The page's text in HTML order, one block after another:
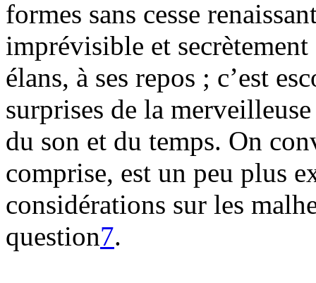
formes sans cesse
imprévisible et
élans, à ses repos ; c’est
surprises de la
du son et du temps. On
comprise, est un peu plus
considérations sur les
question7.